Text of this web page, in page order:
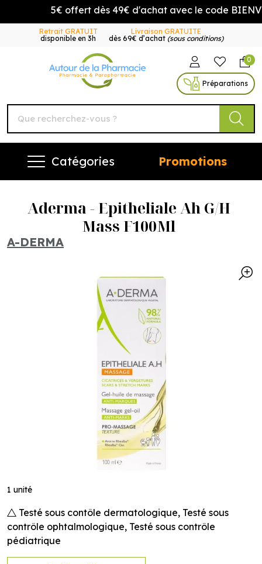
5€ offert dès 49€ d'achat avec le code
Retrait GRATUIT
disponible en 3h
Livraison GRATUITE
dès 69€ d’achat (sous conditions)
Autour de la Pharmacie
0
Préparations
Catégories Promotions
Aderma - Epitheliale Ah G/H
Mass F100Ml
A-DERMA
1 unité
Testé sous contôle dermatologique, Testé sous
contrôle ophtalmologique, Testé sous contrôle
pédiatrique